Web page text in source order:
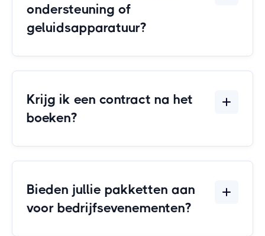
ondersteuning of
geluidsapparatuur?
Krijg ik een contract na het
boeken?
Bieden jullie pakketten aan
voor bedrijfsevenementen?